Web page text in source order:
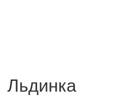
Льдинка